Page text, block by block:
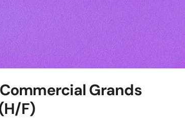
Grands
F)